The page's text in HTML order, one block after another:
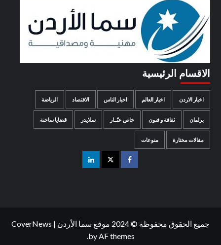
الاقسام الرئيسية
اخبار الاردن اخبار العالم اخبار الناس الاقتصاد الرياضة
برلمان ثقافة و فنون خاص عنّــار سلايدر قضايا ساخنة
مقالات مختارة منوعات
جميع الحقوق محفوظة © 2024 موقع سما الأردن |
CoverNews
by AF themes.